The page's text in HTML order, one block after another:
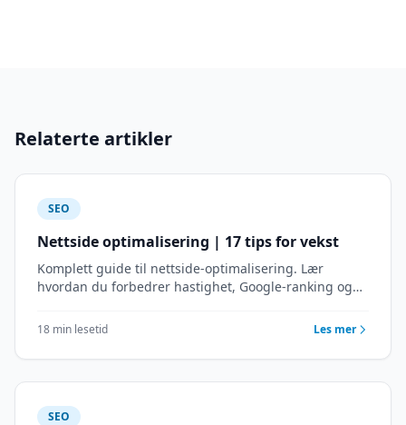
Relaterte artikler
SEO
Nettside optimalisering | 17 tips for vekst
Komplett guide til nettside-optimalisering. Lær
hvordan du forbedrer hastighet, Google-ranking og
Analyse.
18 min lesetid Les mer
SEO